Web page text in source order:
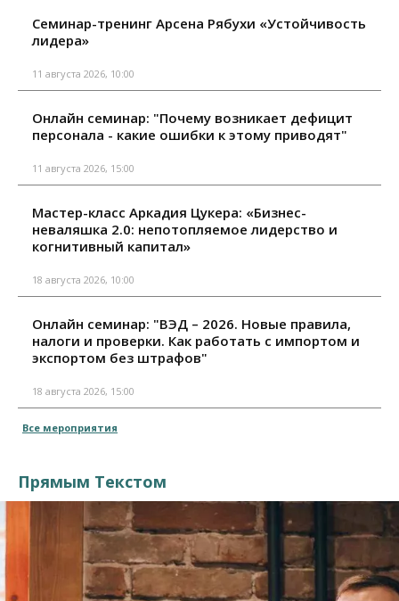
Семинар-тренинг Арсена Рябухи «Устойчивость
лидера»
11 августа 2026, 10:00
Онлайн семинар: "Почему возникает дефицит
персонала - какие ошибки к этому приводят"
11 августа 2026, 15:00
Мастер-класс Аркадия Цукера: «Бизнес-
неваляшка 2.0: непотопляемое лидерство и
когнитивный капитал»
18 августа 2026, 10:00
Онлайн семинар: "ВЭД – 2026. Новые правила,
налоги и проверки. Как работать с импортом и
экспортом без штрафов"
18 августа 2026, 15:00
Все мероприятия
Прямым Текстом